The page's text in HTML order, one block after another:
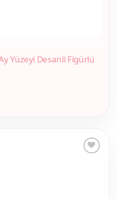
Yüzeyi Desanli Figürlü